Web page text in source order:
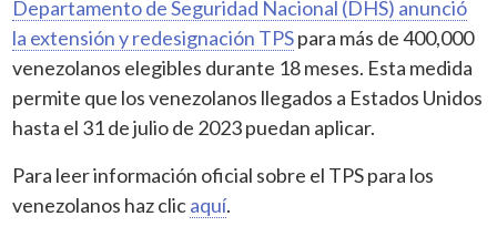
Departamento de Seguridad Nacional (DHS) anunció
la extensión y redesignación TPSpara más de 400,000
venezolanos elegibles durante 18 meses. Esta medida
permite que los venezolanos llegados a Estados Unidos
hasta el 31 de julio de 2023 puedan aplicar.
Para leer información oficial sobre el TPS para los
venezolanos haz clicaquí.